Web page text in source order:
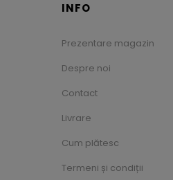
INFO
Prezentare magazin
Despre noi
Contact
Livrare
Cum plătesc
Termeni și condiții